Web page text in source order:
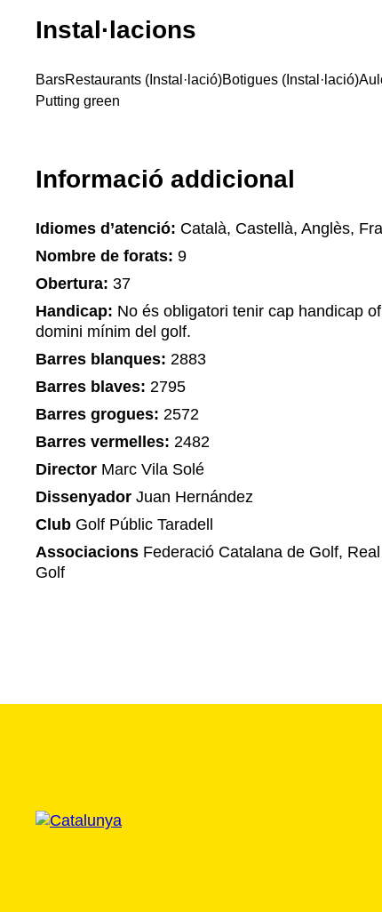
Instal·lacions
BarsRestaurants (Instal·lació)Botigues (Instal·lació)
Putting green
Informació addicional
Idiomes d’atenció: Català, Castellà, Anglès,
Nombre de forats: 9
Obertura: 37
Handicap: No és obligatori tenir cap handicap
domini mínim del golf.
Barres blanques: 2883
Barres blaves: 2795
Barres grogues: 2572
Barres vermelles: 2482
Director Marc Vila Solé
Dissenyador Juan Hernández
Club Golf Públic Taradell
Associacions Federació Catalana de Golf,
Golf